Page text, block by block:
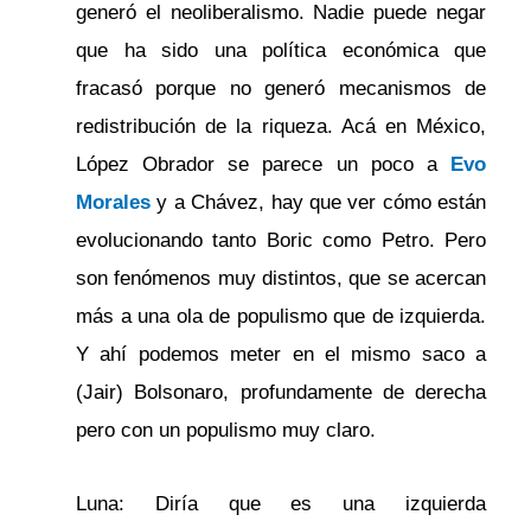
generó el neoliberalismo. Nadie puede negar
que ha sido una política económica que
fracasó porque no generó mecanismos de
redistribución de la riqueza. Acá en México,
López Obrador se parece un poco a
Evo
Moralesy a Chávez, hay que ver cómo están
evolucionando tanto Boric como Petro. Pero
son fenómenos muy distintos, que se acercan
más a una ola de populismo que de izquierda.
Y ahí podemos meter en el mismo saco a
(Jair) Bolsonaro, profundamente de derecha
pero con un populismo muy claro.
Luna: Diría que es una izquierda